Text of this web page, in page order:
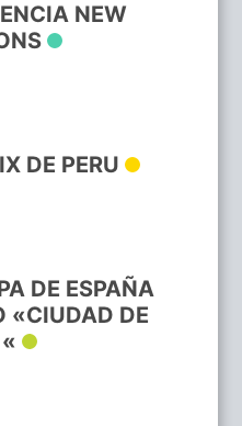
NEW
DE PERU
DE ESPAÑA
«CIUDAD DE